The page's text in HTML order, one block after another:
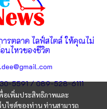
อเพิ่มประสิทธิภาพและ
ไซต์ของท่าน ท่านสามารถ
รตลาด ไลฟ์สไตล์ ให้คุณไม่
นไหวของชีวิต
5591 / 089-528-6111